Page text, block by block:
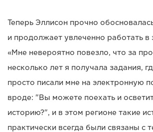
Теперь Эллисон прочно
и продолжает увлеченно работать в
«Мне невероятно повезло, что за
несколько лет я получала задания,
просто писали мне на электронную
вроде: "Вы можете поехать и
историю?", и в этом регионе такие
практически всегда были связаны с